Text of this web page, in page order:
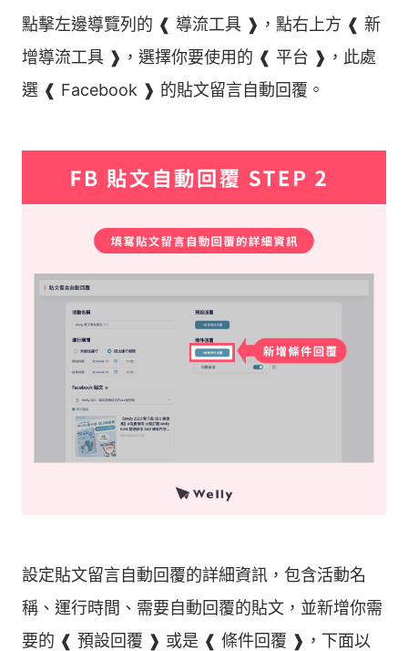
點擊左邊導覽列的 ❰ 導流工具 ❱，點右上方 ❰ 新
增導流工具 ❱，選擇你要使用的 ❰ 平台 ❱，此處
選 ❰ Facebook ❱ 的貼文留言自動回覆。
設定貼文留言自動回覆的詳細資訊，包含活動名
稱、運行時間、需要自動回覆的貼文，並新增你需
要的 ❰ 預設回覆 ❱ 或是 ❰ 條件回覆 ❱，下面以